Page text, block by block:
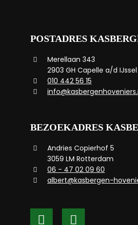
POSTADRES
Merellaan 343
2903 GH Capelle a/d IJssel
010 442 56 15
BEZOEKADRES
Andries Copierhof 5
3059 LM Rotterdam
06 - 47 02 09 60
albert@kasbergen-